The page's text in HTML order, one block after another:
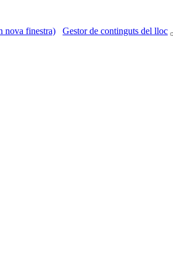
nova finestra) Gestor de continguts del lloc